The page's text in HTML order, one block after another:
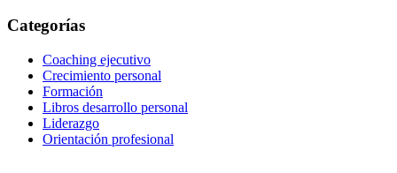
Categorías
Coaching ejecutivo
Crecimiento personal
Formación
Libros desarrollo personal
Liderazgo
Orientación profesional